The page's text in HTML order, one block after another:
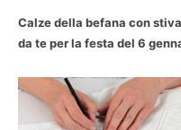
Calze della befana con
da te per la festa del 6